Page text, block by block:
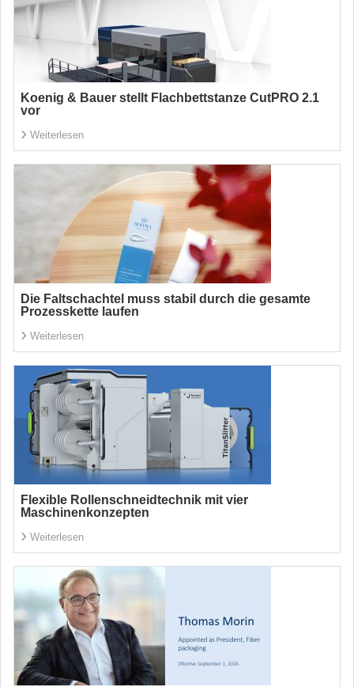
Koenig & Bauer stellt Flachbettstanze CutPRO 2.1
vor
Weiterlesen
Die Faltschachtel muss stabil durch die gesamte
Prozesskette laufen
Weiterlesen
Flexible Rollenschneidtechnik mit vier
Maschinenkonzepten
Weiterlesen